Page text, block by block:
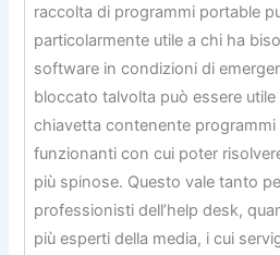
raccolta di programmi portable
particolarmente utile a chi ha
software in condizioni di
bloccato talvolta può essere
chiavetta contenente programmi
funzionanti con cui poter
più spinose. Questo vale tanto
professionisti dell’help desk,
più esperti della media, i cui